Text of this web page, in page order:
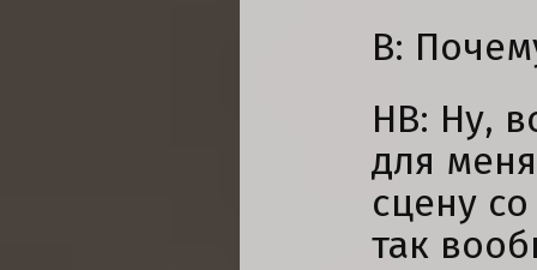
В:
НВ: Ну,
для
сцену
так